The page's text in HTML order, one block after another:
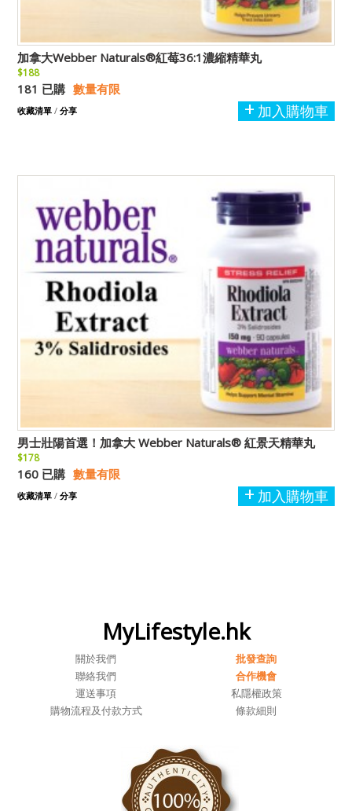
加拿大Webber Naturals®紅莓36:1濃縮精華丸
$188
181 已購 數量有限
加入購物車
收藏清單 / 分享
男士壯陽首選！加拿大 Webber Naturals® 紅景天精華丸
$178
160 已購 數量有限
加入購物車
收藏清單 / 分享
MyLifestyle.hk
關於我們
批發查詢
聯絡我們
合作機會
運送事項
私隱權政策
購物流程及付款方式
條款細則